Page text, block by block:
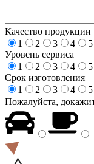
Качество продукции
1
2 3 4
5
Уровень сервиса
1
2 3 4
5
Срок изготовления
1
2 3 4
5
Пожалуйста,